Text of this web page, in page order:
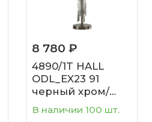
8 780 ₽
4890/1T HALL
ODL_EX23 91
черный хром/
дымчатый/
металл/стекло
В наличии 100 шт.